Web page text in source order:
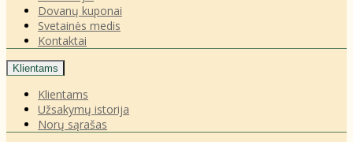
Dovanų kuponai
Svetainės medis
Kontaktai
Klientams
Klientams
Užsakymų istorija
Norų sąrašas